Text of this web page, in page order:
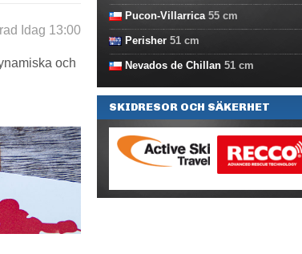
Idag 13:00
och
Pucon-Villarrica55 cm
Perisher 51 cm
Nevados de Chillan 51 cm
SKIDRESOR OCH SÄKERHET